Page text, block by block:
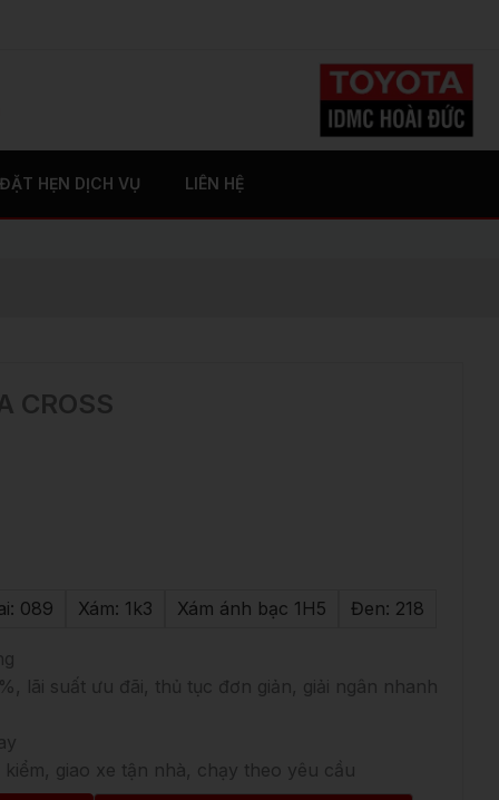
ĐẶT HẸN DỊCH VỤ LIÊN HỆ
CROSS
089 Xám: 1k3 Xám ánh bạc 1H5 Đen: 218
lãi suất ưu đãi, thủ tục đơn giản, giải ngân nhanh
giao xe tận nhà, chạy theo yêu cầu